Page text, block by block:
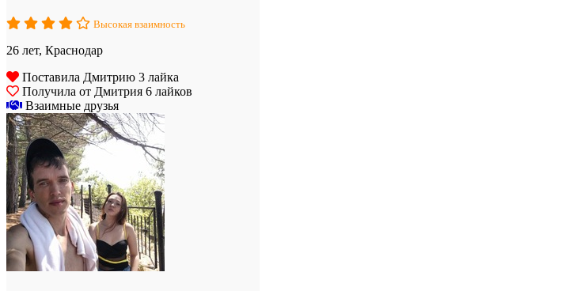
Высокая взаимность
26 лет, Краснодар
Поставила Дмитрию 3 лайка
Получила от Дмитрия 6 лайков
Взаимные друзья